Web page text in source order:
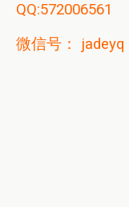
QQ:572006561
微信号： jadeyq